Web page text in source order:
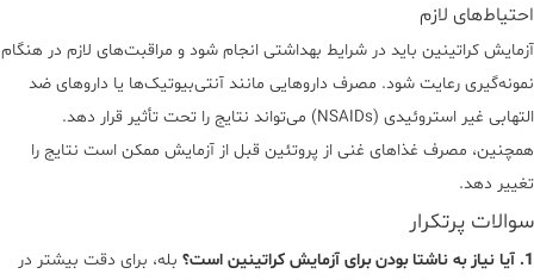
احتیاط‌های لازم
آزمایش کراتینین باید در شرایط بهداشتی انجام شود و مراقبت‌های لازم در هنگام
نمونه‌گیری رعایت شود. مصرف داروهایی مانند آنتی‌بیوتیک‌ها یا داروهای ضد
التهابی غیر استروئیدی (NSAIDs) می‌تواند نتایج را تحت تأثیر قرار دهد.
همچنین، مصرف غذاهای غنی از پروتئین قبل از آزمایش ممکن است نتایج را
تغییر دهد.
سوالات پرتکرار
1. آیا نیاز به ناشتا بودن برای آزمایش کراتینین است؟
بله، برای دقت بیشتر در